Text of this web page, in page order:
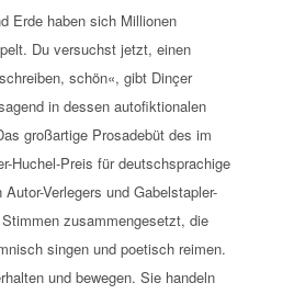
Erde haben sich Millionen
Du versuchst jetzt, einen
schön«, gibt Dinçer
in dessen autofiktionalen
großartige Prosadebüt des im
Huchel-Preis für deutschsprachige
Verlegers und Gabelstapler-
zusammengesetzt, die
singen und poetisch reimen.
und bewegen. Sie handeln